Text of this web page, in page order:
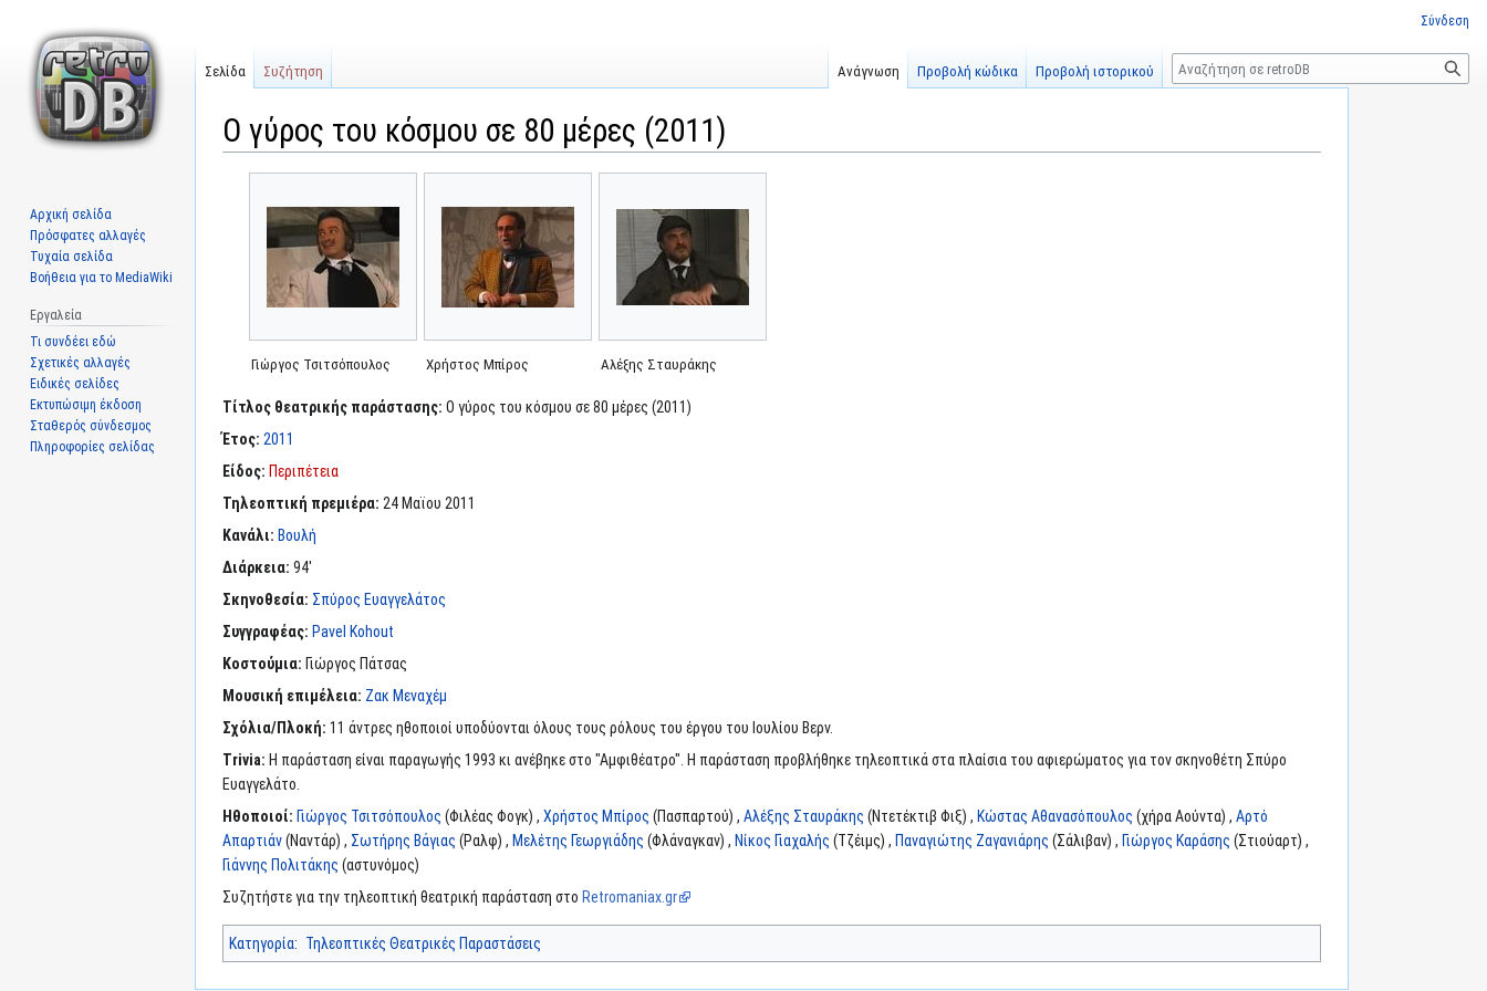
Ο γύρος του κόσμου σε 80 μέρες (2011)
πλοήγηση
αναζήτηση
Γιώργος Τσιτσόπουλος Χρήστος Μπίρος Αλέξης Σταυράκης
Τίτλος θεατρικής παράστασης: Ο γύρος του κόσμου σε 80 μέρες (2011)
Έτος: 2011
Είδος: Περιπέτεια
Τηλεοπτική πρεμιέρα: 24 Μαϊου 2011
Κανάλι: Βουλή
Διάρκεια: 94'
Σκηνοθεσία: Σπύρος Ευαγγελάτος
Συγγραφέας: Pavel Kohout
Κοστούμια: Γιώργος Πάτσας
Μουσική επιμέλεια: Ζακ Μεναχέμ
Σχόλια/Πλοκή: 11 άντρες ηθοποιοί υποδύονται όλους τους ρόλους του έργου του Ιουλίου Βερν.
Trivia: Η παράσταση είναι παραγωγής 1993 κι ανέβηκε στο "Αμφιθέατρο". Η παράσταση προβλήθηκε τηλεοπτικά στα πλαίσια του αφιερώματος για τον σκηνοθέτη Σπύρο
Ευαγγελάτο.
Ηθοποιοί: Γιώργος Τσιτσόπουλος (Φιλέας Φογκ) , Χρήστος Μπίρος (Πασπαρτού) , Αλέξης Σταυράκης (Ντετέκτιβ Φιξ) , Κώστας Αθανασόπουλος (χήρα Αούντα) , Αρτό
Απαρτιάν(Ναντάρ) , Σωτήρης Βάγιας (Ραλφ) , Μελέτης Γεωργιάδης (Φλάναγκαν) , Νίκος Γιαχαλής (Τζέιμς) , Παναγιώτης Ζαγανιάρης (Σάλιβαν) , Γιώργος Καράσης (Στιούαρτ) ,
Γιάννης Πολιτάκης (αστυνόμος)
Συζητήστε για την τηλεοπτική θεατρική παράσταση στο Retromaniax.gr
Κατηγορία: Τηλεοπτικές Θεατρικές Παραστάσεις
Σύνδεση
Σελίδα Συζήτηση Ανάγνωση Προβολή κώδικα Προβολή ιστορικού
Αναζήτηση
Αρχική σελίδα
Πρόσφατες αλλαγές
Τυχαία σελίδα
Βοήθεια για το MediaWiki
Εργαλεία
Τι συνδέει εδώ
Σχετικές αλλαγές
Ειδικές σελίδες
Εκτυπώσιμη έκδοση
Σταθερός σύνδεσμος
Πληροφορίες σελίδας